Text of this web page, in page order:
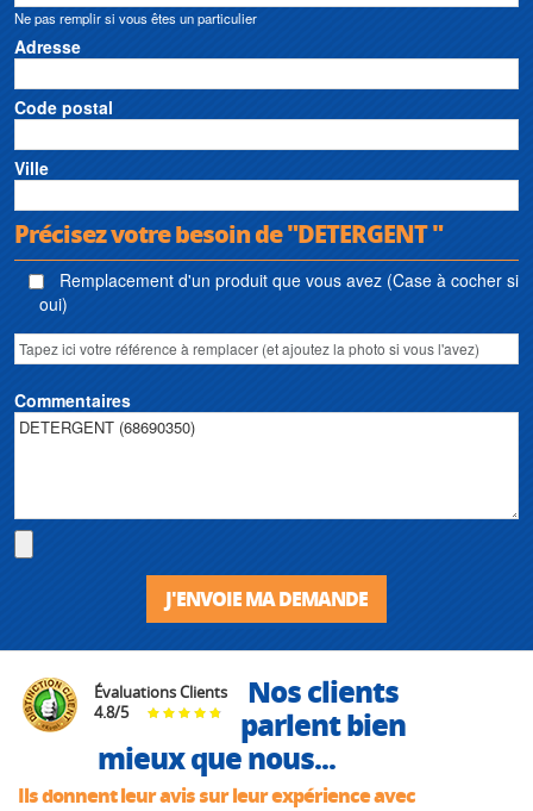
Ne pas remplir si vous êtes un particulier
Adresse
Code postal
Ville
Précisez votre besoin de "DETERGENT "
Remplacement d'un produit que vous avez (Case à cocher si
oui)
Commentaires
J'ENVOIE MA DEMANDE
Évaluations Clients
4.8/5
Nos clients
parlent bien
mieux que nous...
Ils donnent leur avis sur leur expérience avec